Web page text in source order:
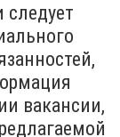
следует
вакансии,